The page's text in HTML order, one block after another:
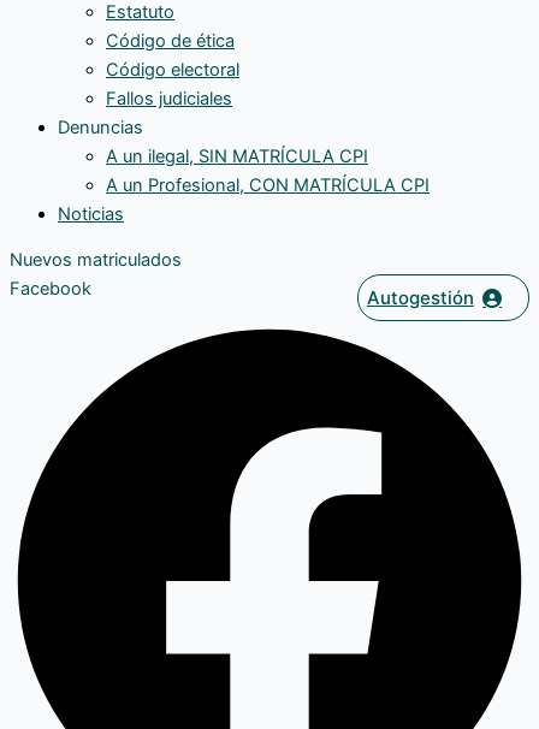
Estatuto
Código de ética
Código electoral
Fallos judiciales
Denuncias
A un ilegal, SIN MATRÍCULA CPI
A un Profesional, CON MATRÍCULA CPI
Noticias
Nuevos matriculados
Autogestión
Facebook